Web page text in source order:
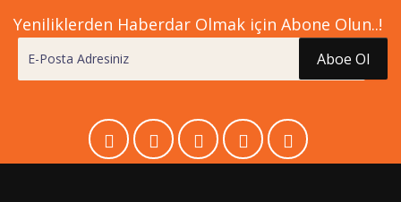
Yeniliklerden Haberdar Olmak için Abone Olun..!
Aboe Ol